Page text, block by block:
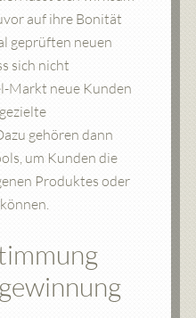
auf ihre Bonität
geprüften neuen
sich nicht
Markt neue Kunden
gehören dann
um Kunden die
Produktes oder